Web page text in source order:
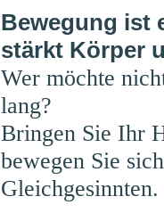
Bewegung ist
stärkt Körper
Wer möchte
lang?
Bringen Sie Ihr
bewegen Sie
Gleichgesinnten.